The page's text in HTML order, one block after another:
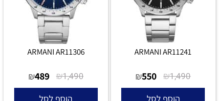
ARMANI AR11241
₪1,490
₪550
הוסף לסל
ARMANI AR11306
₪1,490
₪489
הוסף לסל